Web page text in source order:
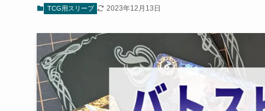
TCG用スリーブ 2023年12月13日